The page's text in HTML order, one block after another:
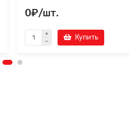
0₽/шт.
Купить